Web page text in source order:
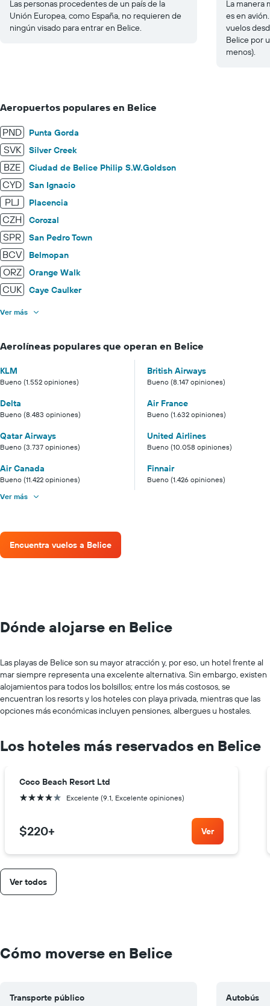
Las personas procedentes de un país de la
Unión Europea, como España, no requieren de
ningún visado para entrar en Belice.
La manera
es en
vuelos
Belice por
menos).
Aeropuertos populares en Belice
PND Punta Gorda
SVK Silver Creek
BZE Ciudad de Belice Philip S.W.Goldson
CYD San Ignacio
PLJ Placencia
CZH Corozal
SPR San Pedro Town
BCV Belmopan
ORZ Orange Walk
CUK Caye Caulker
Ver más
Aerolíneas populares que operan en Belice
KLM
Bueno (1.552 opiniones)
British Airways
Bueno (8.147 opiniones)
Delta
Bueno (8.483 opiniones)
Air France
Bueno (1.632 opiniones)
Qatar Airways
Bueno (3.737 opiniones)
United Airlines
Bueno (10.058 opiniones)
Air Canada
Bueno (11.422 opiniones)
Finnair
Bueno (1.426 opiniones)
Ver más
Encuentra vuelos a Belice
Dónde alojarse en Belice
Las playas de Belice son su mayor atracción y, por eso, un hotel frente al
mar siempre representa una excelente alternativa. Sin embargo, existen
alojamientos para todos los bolsillos; entre los más costosos, se
encuentran los resorts y los hoteles con playa privada, mientras que las
opciones más económicas incluyen pensiones, albergues u hostales.
Los hoteles más reservados en Belice
Coco Beach Resort Ltd
4 estrellas Excelente (9.1, Excelente opiniones)
$220+ Ver
Ver todos
Cómo moverse en Belice
Transporte público
Autobús